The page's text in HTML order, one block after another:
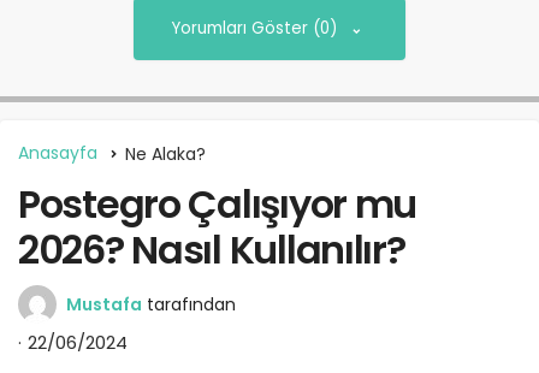
Yorumları Göster (0)
Anasayfa Ne Alaka?
Postegro Çalışıyor mu
2026? Nasıl Kullanılır?
Mustafa tarafından
22/06/2024